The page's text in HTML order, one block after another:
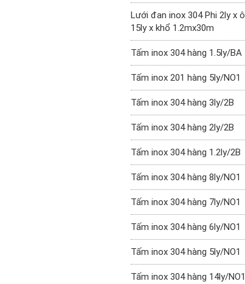
Lưới đan inox 304 Phi 2ly x ô
15ly x khổ 1.2mx30m
Tấm inox 304 hàng 1.5ly/BA
Tấm inox 201 hàng 5ly/NO1
Tấm inox 304 hàng 3ly/2B
Tấm inox 304 hàng 2ly/2B
Tấm inox 304 hàng 1.2ly/2B
Tấm inox 304 hàng 8ly/NO1
Tấm inox 304 hàng 7ly/NO1
Tấm inox 304 hàng 6ly/NO1
Tấm inox 304 hàng 5ly/NO1
Tấm inox 304 hàng 14ly/NO1